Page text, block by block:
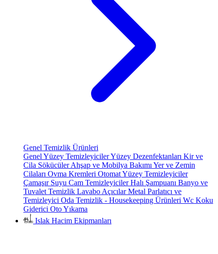
Genel Temizlik Ürünleri
Genel Yüzey TemizleyicilerYüzey Dezenfektanları Kir ve
Cila SökücülerAhşap ve Mobilya Bakımı Yer ve Zemin
Cilaları Ovma Kremleri Otomat Yüzey Temizleyiciler
Çamaşır Suyu Cam TemizleyicilerHalı Şampuanı Banyo ve
Tuvalet Temizlik Lavabo AçıcılarMetal Parlatıcı ve
Temizleyici Oda Temizlik - Housekeeping Ürünleri Wc Koku
Giderici Oto Yıkama
Islak Hacim Ekipmanları